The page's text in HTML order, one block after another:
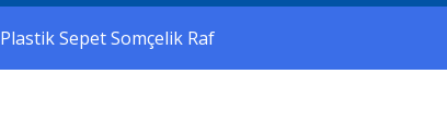
Plastik Sepet Somçelik Raf